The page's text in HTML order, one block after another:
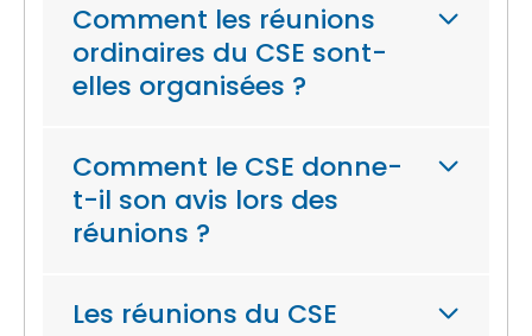
Comment les réunions
ordinaires du CSE sont-
elles organisées ?
Comment le CSE donne-
t-il son avis lors des
réunions ?
Les réunions du CSE